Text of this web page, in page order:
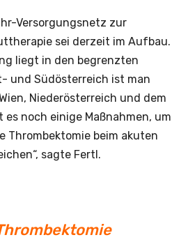
Versorgungsnetz zur
sei derzeit im Aufbau.
liegt in den begrenzten
und Südösterreich ist man
Niederösterreich und dem
noch einige Maßnahmen, um
Thrombektomie beim akuten
sagte Fertl.